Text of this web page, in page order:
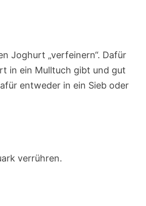
Joghurt „verfeinern“. Dafür
in ein Mulltuch gibt und gut
entweder in ein Sieb oder
verrühren.